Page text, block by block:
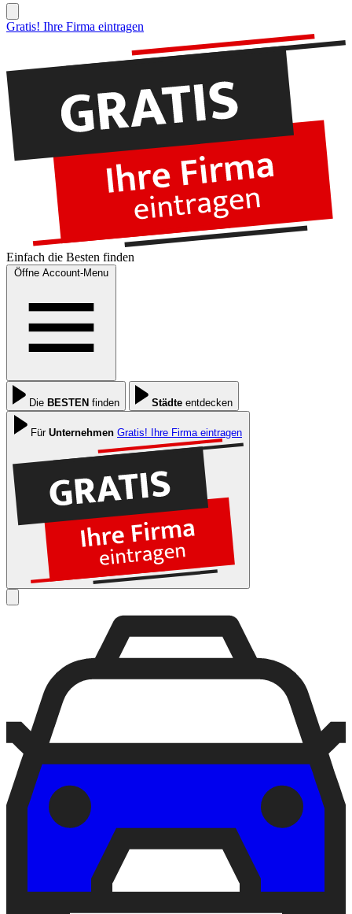
Gratis! Ihre Firma eintragen
Einfach die Besten finden
Öffne Account-Menu
Die BESTEN finden Städte entdecken
Für Unternehmen Gratis! Ihre Firma eintragen